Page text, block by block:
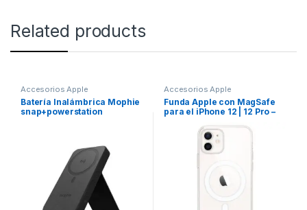
Related products
Accesorios Apple
Batería Inalámbrica Mophie
snap+powerstation
Accesorios Apple
Funda Apple con MagSafe
para el iPhone 12 | 12 Pro –